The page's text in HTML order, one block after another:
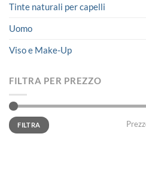
Tinte naturali per capelli
Uomo
Viso e Make-Up
FILTRA PER PREZZO
Prezzo
Min
Prezzo
MaxFILTRA